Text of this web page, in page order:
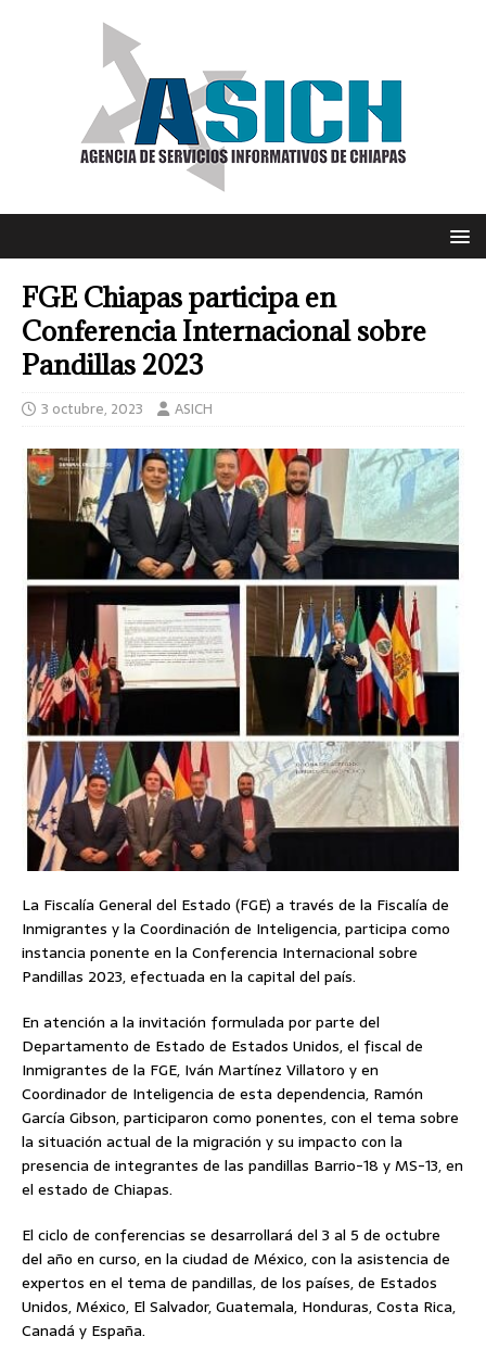
FGE Chiapas participa en
Conferencia Internacional sobre
Pandillas 2023
3 octubre, 2023 ASICH
La Fiscalía General del Estado (FGE) a través de la Fiscalía de
Inmigrantes y la Coordinación de Inteligencia, participa como
instancia ponente en la Conferencia Internacional sobre
Pandillas 2023, efectuada en la capital del país.
En atención a la invitación formulada por parte del
Departamento de Estado de Estados Unidos, el fiscal de
Inmigrantes de la FGE, Iván Martínez Villatoro y en
Coordinador de Inteligencia de esta dependencia, Ramón
García Gibson, participaron como ponentes, con el tema sobre
la situación actual de la migración y su impacto con la
presencia de integrantes de las pandillas Barrio-18 y MS-13, en
el estado de Chiapas.
El ciclo de conferencias se desarrollará del 3 al 5 de octubre
del año en curso, en la ciudad de México, con la asistencia de
expertos en el tema de pandillas, de los países, de Estados
Unidos, México, El Salvador, Guatemala, Honduras, Costa Rica,
Canadá y España.